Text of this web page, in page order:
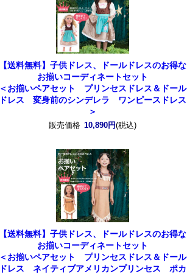
【送料無料】子供ドレス、ドールドレスのお得な
お揃いコーディネートセット
＜お揃いペアセット プリンセスドレス＆ドール
ドレス 変身前のシンデレラ ワンピースドレス
＞
販売価格 10,890円(税込)
【送料無料】子供ドレス、ドールドレスのお得な
お揃いコーディネートセット
＜お揃いペアセット プリンセスドレス＆ドール
ドレス ネイティブアメリカンプリンセス ポカ